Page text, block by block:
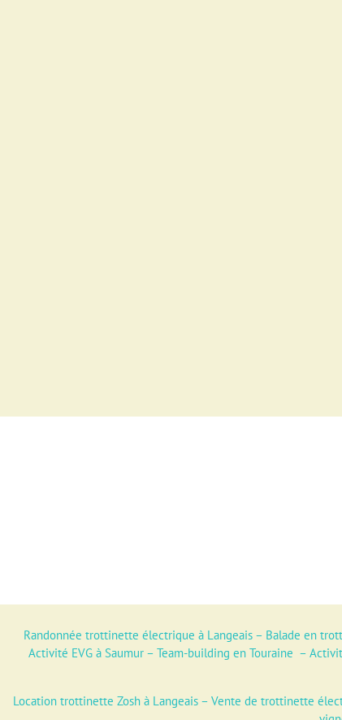
Randonnée trottinette électrique à Langeais– Balade en
Activité EVG à Saumur – Team-building en Touraine –
Location trottinette Zosh à Langeais – Vente de trottinette